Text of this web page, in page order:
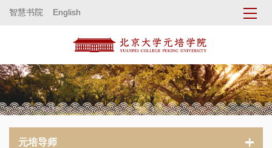
智慧书院 English
元培导师